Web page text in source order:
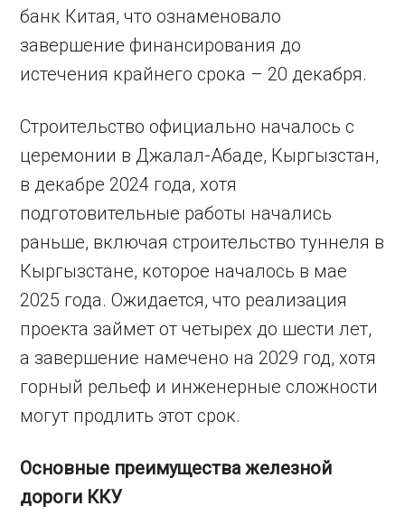
банк Китая, что ознаменовало
завершение финансирования до
истечения крайнего срока – 20 декабря.
Строительство официально началось с
церемонии в Джалал-Абаде, Кыргызстан,
в декабре 2024 года, хотя
подготовительные работы начались
раньше, включая строительство туннеля в
Кыргызстане, которое началось в мае
2025 года. Ожидается, что реализация
проекта займет от четырех до шести лет,
а завершение намечено на 2029 год, хотя
горный рельеф и инженерные сложности
могут продлить этот срок.
Основные преимущества железной
дороги ККУ